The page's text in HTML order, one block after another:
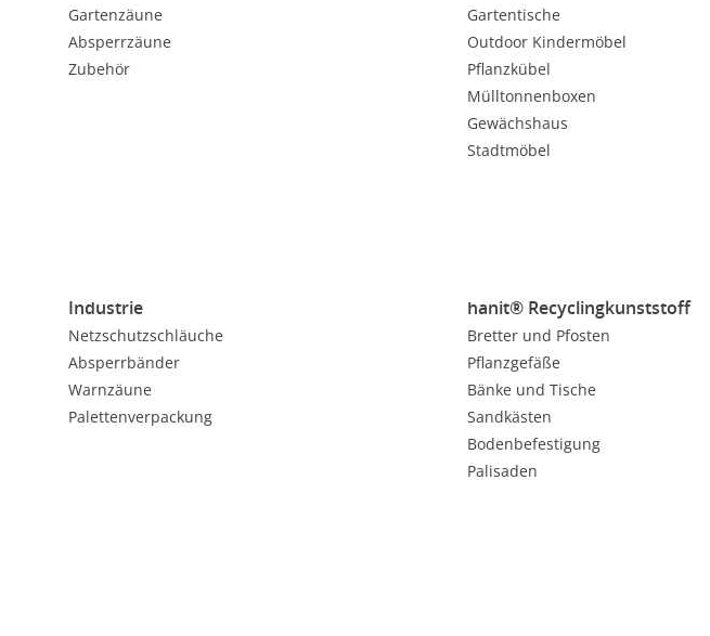
Gartenzäune
Absperrzäune
Zubehör
Gartentische
Outdoor Kindermöbel
Pflanzkübel
Mülltonnenboxen
Gewächshaus
Stadtmöbel
Industrie
Netzschutzschläuche
Absperrbänder
Warnzäune
Palettenverpackung
hanit® Recyclingkunststoff
Bretter und Pfosten
Pflanzgefäße
Bänke und Tische
Sandkästen
Bodenbefestigung
Palisaden